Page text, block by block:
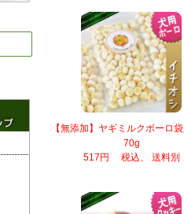
【無添加】ヤギミルクボーロ
70g
517円 税込、 送料別